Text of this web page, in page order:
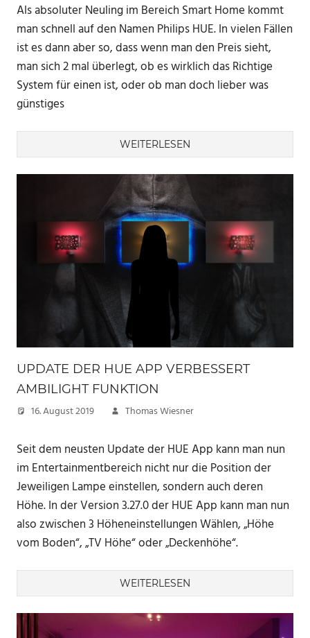
Als absoluter Neuling im Bereich Smart Home kommt
man schnell auf den Namen Philips HUE. In vielen Fällen
ist es dann aber so, dass wenn man den Preis sieht,
man sich 2 mal überlegt, ob es wirklich das Richtige
System für einen ist, oder ob man doch lieber was
günstiges
WEITERLESEN
UPDATE DER HUE APP VERBESSERT
AMBILIGHT FUNKTION
16. August 2019 Thomas Wiesner
Seit dem neusten Update der HUE App kann man nun
im Entertainmentbereich nicht nur die Position der
Jeweiligen Lampe einstellen, sondern auch deren
Höhe. In der Version 3.27.0 der HUE App kann man nun
also zwischen 3 Höheneinstellungen Wählen, „Höhe
vom Boden“, „TV Höhe“ oder „Deckenhöhe“.
WEITERLESEN